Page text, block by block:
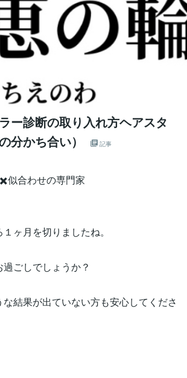
ー診断の取り入れ方ヘアスタ
分かち合い）
記事
合わせの専門家
ヶ月を切りましたね。
ごしでしょうか？
結果が出ていない方も安心してくださ